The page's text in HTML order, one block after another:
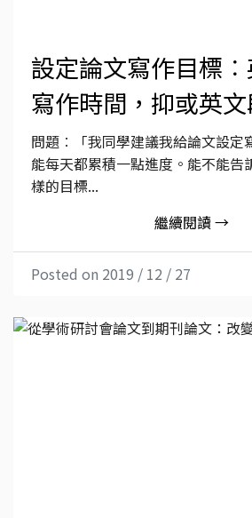
設定論文寫作目標︰
寫作時間，抑或英
問題︰「我同學建議我給論文設定
能每天都累積一點進度。能不能告
樣的目標...
繼續閱讀 →
Posted on 2019 / 12 / 27